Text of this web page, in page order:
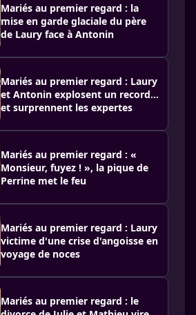
Mariés au premier regard : la
mise en garde glaciale du père
de Laury face à Antonin
Mariés au premier regard : Laury
et Antonin explosent un record…
et surprennent les expertes
Mariés au premier regard : «
Monsieur, fuyez ! », la pique de
Perrine met le feu
Mariés au premier regard : Laury
victime d'une crise d'angoisse en
voyage de noces
Mariés au premier regard : le